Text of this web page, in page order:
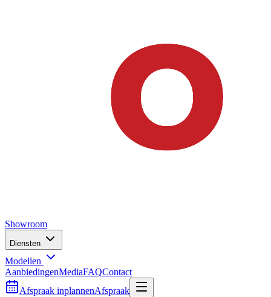
Showroom
Diensten
Modellen
AanbiedingenMediaFAQContact
Afspraak inplannenAfspraak